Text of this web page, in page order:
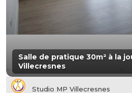
Salle de pratique 30m² à la
Villecresnes
Studio MP Villecresnes